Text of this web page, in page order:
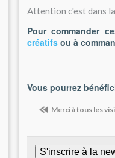
Attention c'est dans
Pour commander
créatifs ou à
Vous pourrez
Merci à tous les
S'inscrire à la